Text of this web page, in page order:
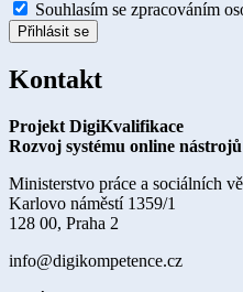
Souhlasím se zpracováním
Přihlásit se
Kontakt
Projekt DigiKvalifikace
Rozvoj systému online
Ministerstvo práce a sociálních
Karlovo náměstí 1359/1
128 00, Praha 2
info@digikompetence.cz